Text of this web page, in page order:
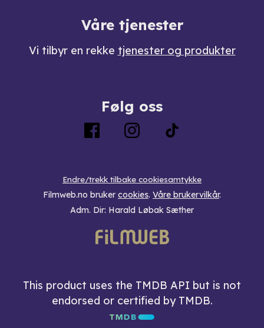
Våre tjenester
Vi tilbyr en rekke tjenester og produkter
Følg oss
Endre/trekk tilbake cookiesamtykke
Filmweb.no bruker cookies. Våre brukervilkår.
Adm. Dir: Harald Løbak Sæther
This product uses the TMDB API but is not
endorsed or certified by TMDB.